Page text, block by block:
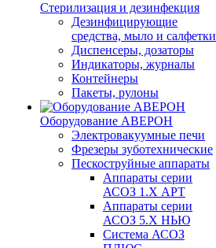
Стерилизация и дезинфекция
Дезинфицирующие
средства, мыло и салфетки
Диспенсеры, дозаторы
Индикаторы, журналы
Контейнеры
Пакеты, рулоны
Оборудование АВЕРОН
Электровакуумные печи
Фрезеры зуботехнические
Пескоструйные аппараты
Аппараты серии
АСОЗ 1.Х АРТ
Аппараты серии
АСОЗ 5.Х НЬЮ
Система АСОЗ